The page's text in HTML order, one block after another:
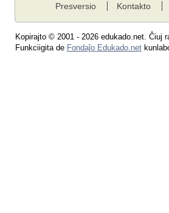
Presversio Kontakto
Kopirajto © 2001 - 2026 edukado.net. Ĉiuj
Funkciigita de Fondaĵo Edukado.net